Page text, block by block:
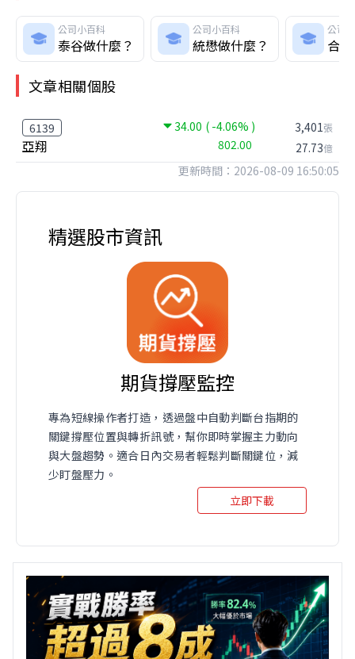
公司小百科
泰谷做什麼？
公司小百科
統懋做什麼？
公司
合
文章相關個股
6139 34.00 ( -4.06% )
亞翔 802.00
3,401張
27.73億
更新時間：2026-08-09 16:50:05
精選股市資訊
期貨撐壓監控
專為短線操作者打造，透過盤中自動判斷台指期的
關鍵撐壓位置與轉折訊號，幫你即時掌握主力動向
與大盤趨勢。適合日內交易者輕鬆判斷關鍵位，減
少盯盤壓力。
立即下載